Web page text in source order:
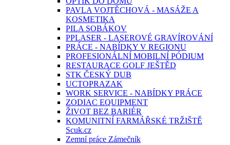
PAVLA VOJTĚCHOVÁ - MASÁŽE A
KOSMETIKA
PILA SOBÁKOV
PPLASER - LASEROVÉ GRAVÍROVÁNÍ
PRÁCE - NABÍDKY V REGIONU
PROFESIONÁLNÍ MOBILNÍ PÓDIUM
RESTAURACE GOLF JEŠTĚD
STK ČESKÝ DUB
UCTOPRAZAK
WORK SERVICE - NABÍDKY PRÁCE
ZODIAC EQUIPMENT
ŽIVOT BEZ BARIÉR
KOMUNITNÍ FARMÁŘSKÉ TRŽIŠTĚ
Scuk.cz
Zemní práce Zámečník